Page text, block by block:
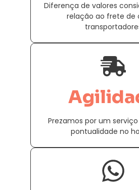
Diferença de valores
relação ao frete de
Prezamos por um
pontualidade no